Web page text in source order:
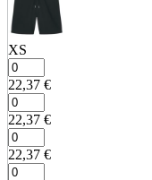
XS
22,37 €
22,37 €
22,37 €